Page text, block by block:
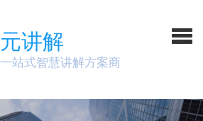
元讲解
一站式智慧讲解方案商